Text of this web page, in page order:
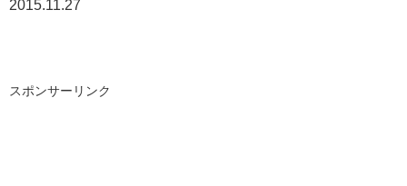
2015.11.27
スポンサーリンク